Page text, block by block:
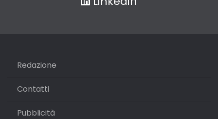
Redazione
Contatti
Pubblicità